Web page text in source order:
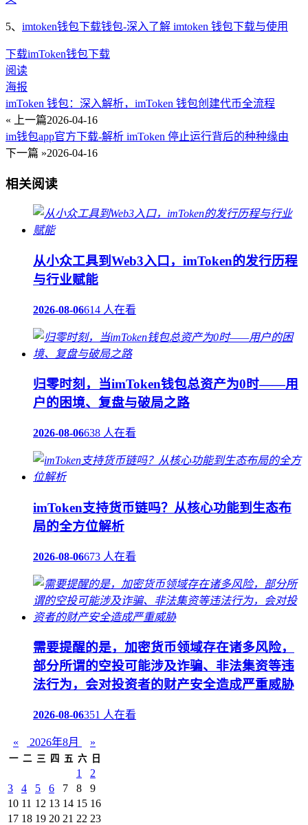
5、 imtoken钱包下载钱包-深入了解 imtoken 钱包下载与使用
下载imToken钱包下载
阅读
海报
imToken 钱包：深入解析，imToken 钱包创建代币全流程
« 上一篇2026-04-16
im钱包app官方下载-解析 imToken 停止运行背后的种种缘由
下一篇 »2026-04-16
相关阅读
从小众工具到Web3入口，imToken的发行历程
与行业赋能
2026-08-06614 人在看
归零时刻，当imToken钱包总资产为0时——用
户的困境、复盘与破局之路
2026-08-06638 人在看
imToken支持货币链吗？从核心功能到生态布
局的全方位解析
2026-08-06673 人在看
需要提醒的是，加密货币领域存在诸多风险，
部分所谓的空投可能涉及诈骗、非法集资等违
法行为，会对投资者的财产安全造成严重威胁
2026-08-06351 人在看
« 2026年8月 »
一 二 三 四 五 六 日
1
2
3
4 5 6 7 8
9
10 11 12 13 14 15 16
17 18 19 20 21 22 23